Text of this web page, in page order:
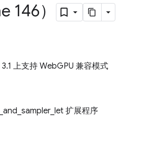
146）
上支持 WebGPU 兼容模式
扩展程序